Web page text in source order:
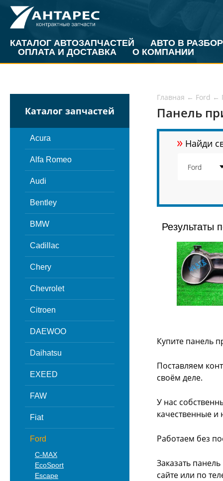
КАТАЛОГ АВТОЗАПЧАСТЕЙ
АВТО В РАЗБОР
ОПЛАТА И ДОСТАВКА
О КОМПАНИИ
Каталог запчастей
Acura
Alfa Romeo
Audi
Bentley
BMW
Cadillac
Chery
Chevrolet
Citroen
DAEWOO
Daihatsu
EXEED
FAW
Fiat
Ford
C-MAX
EcoSport
Escape
Главная ← Ford ←
Панель
» Найди
Результаты
Купите панель
Поставляем
своём деле.
У нас
качественные и
Работаем без
Заказать
сайте или по